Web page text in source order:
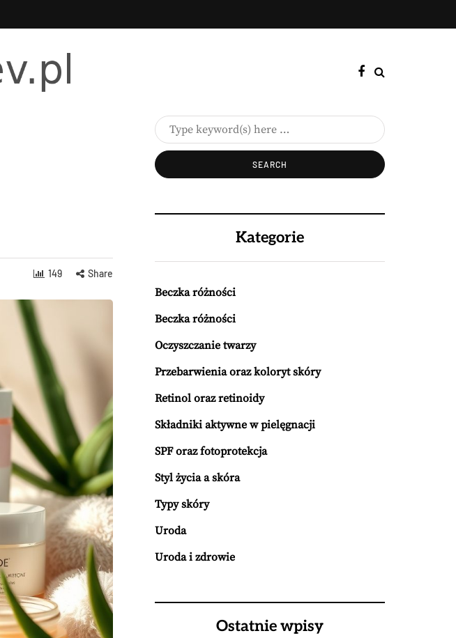
149 Share
Kategorie
Beczka różności
Beczka różności
Oczyszczanie twarzy
Przebarwienia oraz koloryt skóry
Retinol oraz retinoidy
Składniki aktywne w pielęgnacji
SPF oraz fotoprotekcja
Styl życia a skóra
Typy skóry
Uroda
Uroda i zdrowie
Ostatnie wpisy